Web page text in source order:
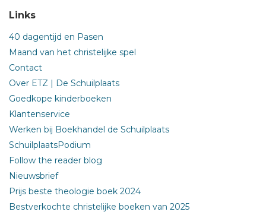
Links
40 dagentijd en Pasen
Maand van het christelijke spel
Contact
Over ETZ | De Schuilplaats
Goedkope kinderboeken
Klantenservice
Werken bij Boekhandel de Schuilplaats
SchuilplaatsPodium
Follow the reader blog
Nieuwsbrief
Prijs beste theologie boek 2024
Bestverkochte christelijke boeken van 2025